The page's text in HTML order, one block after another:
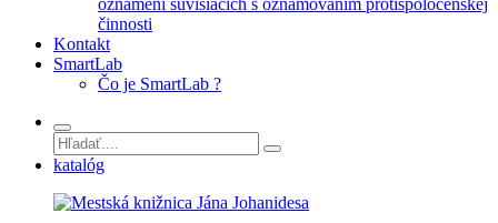
oznámení súvisiacich s oznamovaním protispoločenskej
činnosti
Kontakt
SmartLab
Čo je SmartLab ?
katalóg